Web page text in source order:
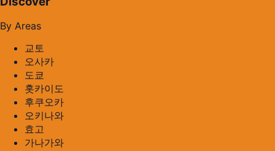
By Areas
교토
오사카
도쿄
홋카이도
후쿠오카
오키나와
효고
가나가와